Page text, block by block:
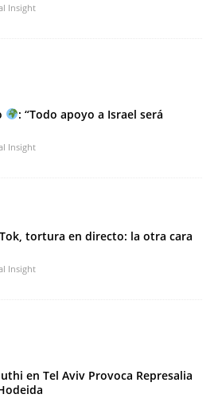
Insight
: “Todo apoyo a Israel será
Insight
tortura en directo: la otra cara
Insight
en Tel Aviv Provoca Represalia